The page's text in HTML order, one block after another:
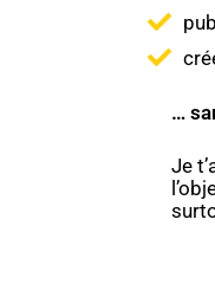
…
Je